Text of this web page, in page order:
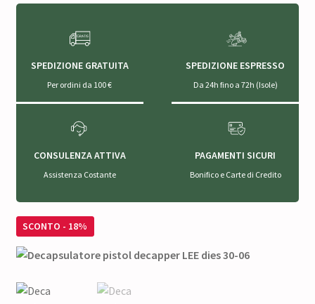
SPEDIZIONE GRATUITA
Per ordini da 100 €
SPEDIZIONE ESPRESSO
Da 24h fino a 72h (Isole)
CONSULENZA ATTIVA
Assistenza Costante
PAGAMENTI SICURI
Bonifico e Carte di Credito
SCONTO - 18%